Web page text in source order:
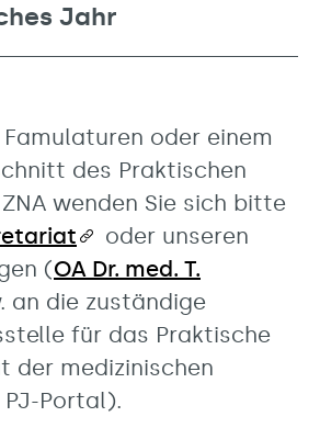
Jahr
Famulaturen oder einem
des Praktischen
wenden Sie sich bitte
oder unseren
(OA Dr. med. T.
an die zuständige
für das Praktische
der medizinischen
Portal).